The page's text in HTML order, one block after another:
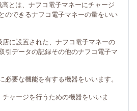
高とは、ナフコ電子マネーにチャージ
のできるナフコ電子マネーの量をいい
店に設置された、ナフコ電子マネーの
引データの記録その他のナフコ電子マ
必要な機能を有する機器をいいます。
チャージを行うための機器をいいま